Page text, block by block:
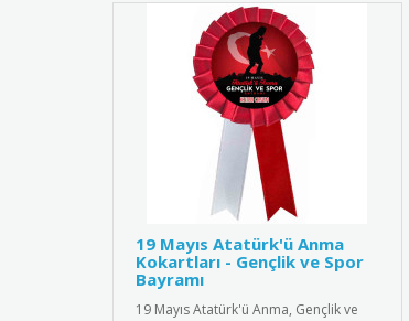
19 Mayıs Atatürk'ü Anma
Kokartları - Gençlik ve Spor
Bayramı
19 Mayıs Atatürk'ü Anma, Gençlik ve